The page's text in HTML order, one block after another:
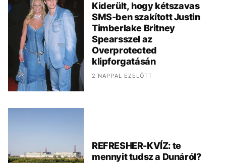
Kiderült, hogy kétszavas
SMS-ben szakított Justin
Timberlake Britney
Spearsszel az
Overprotected
klipforgatásán
2 NAPPAL EZELŐTT
REFRESHER-KVÍZ: te
mennyit tudsz a Dunáról?